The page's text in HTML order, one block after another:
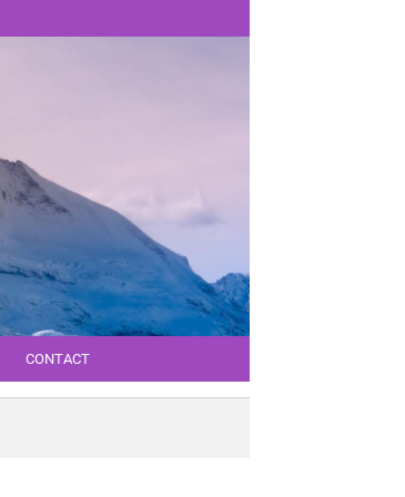
CONTACT